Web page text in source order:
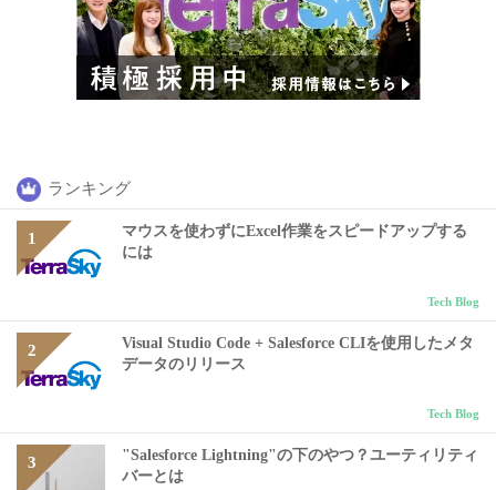
ランキング
マウスを使わずにExcel作業をスピードアップする
には
Tech Blog
Visual Studio Code + Salesforce CLIを使用したメタ
データのリリース
Tech Blog
"Salesforce Lightning"の下のやつ？ユーティリティ
バーとは